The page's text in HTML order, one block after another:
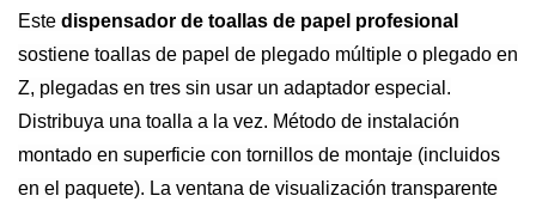
Este dispensador de toallas de papel profesional
sostiene toallas de papel de plegado múltiple o plegado en
Z, plegadas en tres sin usar un adaptador especial.
Distribuya una toalla a la vez. Método de instalación
montado en superficie con tornillos de montaje (incluidos
en el paquete). La ventana de visualización transparente